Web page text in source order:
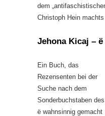
dem
Christoph Hein
Jehona Kicaj – ë
Ein Buch, das
Rezensenten bei der
Suche nach dem
Sonderbuchstaben des
ë wahnsinnig gemacht